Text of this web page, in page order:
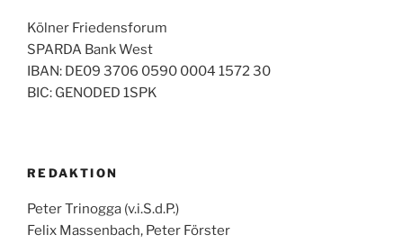
Kölner Friedensforum
SPARDA Bank West
IBAN: DE09 3706 0590 0004 1572 30
BIC: GENODED 1SPK
REDAKTION
Peter Trinogga (v.i.S.d.P.)
Felix Massenbach, Peter Förster